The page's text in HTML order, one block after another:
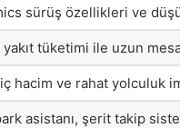
sürüş özellikleri ve
yakıt tüketimi ile uzun
hacim ve rahat yolculuk
asistanı, şerit takip